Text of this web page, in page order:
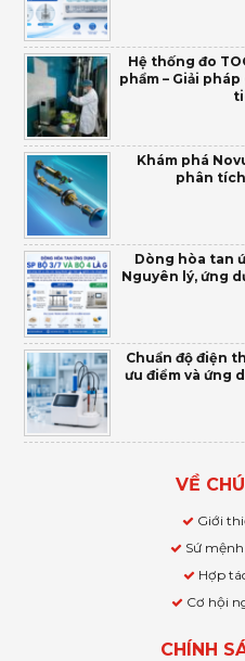
Hệ thống đo
phẩm – Giải
Khám phá
phân tích
Dòng hòa tan
Nguyên lý, ứng
Chuẩn độ điện
ưu điểm và ứng
VỀ
Giới
Sứ
Hợp
Cơ hội
CHÍNH